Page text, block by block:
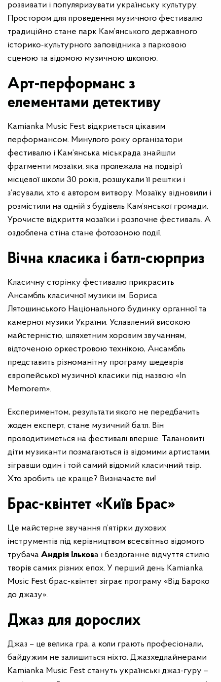
розвивати і популяризувати українську культуру.
Простором для проведення музичного фестивалю
традиційно стане парк Кам’янського державного
історико-культурного заповідника з парковою
сценою та відомою музичною школою.
Арт-перформанс з
елементами детективу
Kamianka Music Fest відкриється цікавим
перформансом. Минулого року організатори
фестивалю і Кам’янська міськрада знайшли
фрагменти мозаїки, яка пролежала на подвір’ї
місцевої школи 30 років, розшукали її рештки і
з’ясували, хто є автором витвору. Мозаїку відновили і
розмістили на одній з будівель Кам’янської громади.
Урочисте відкриття мозаїки і розпочне фестиваль. А
оздоблена стіна стане фотозоною події.
Вічна класика і батл-сюрприз
Класичну сторінку фестивалю прикрасить
Ансамбль класичної музики ім. Бориса
Лятошинського Національного будинку органної та
камерної музики України. Уславлений високою
майстерністю, шляхетним хоровим звучанням,
відточеною оркестровою технікою, Ансамбль
представить різноманітну програму шедеврів
європейської музичної класики під назвою «In
Memorem».
Експериментом, результати якого не передбачить
жоден експерт, стане музичний батл. Він
проводитиметься на фестивалі вперше. Талановиті
діти музиканти позмагаються із відомими артистами,
зігравши один і той самий відомий класичний твір.
Хто зробить це краще? Визначаєте ви!
Брас-квінтет «Київ Брас»
Це майстерне звучання п’ятірки духових
інструментів під керівництвом всесвітньо відомого
трубача Андрія Ількова і бездоганне відчуття стилю
творів самих різних епох. У перший день Kamianka
Music Fest брас-квінтет зіграє програму «Від Бароко
до джазу».
Джаз для дорослих
Джаз – це велика гра, а коли грають професіонали,
байдужим не залишиться ніхто. Джазхедлайнерами
Kamianka Music Fest стануть українські джаз-гуру –